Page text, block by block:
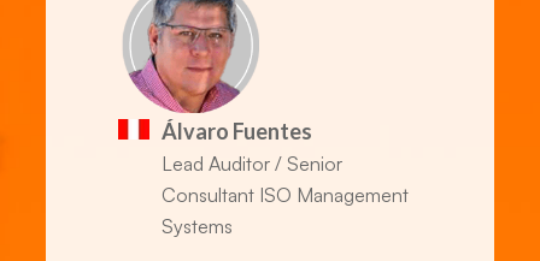
Álvaro Fuentes
Lead Auditor / Senior
Consultant ISO Management
Systems